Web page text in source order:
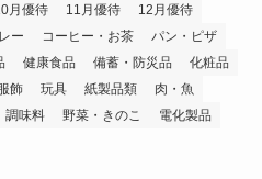
月優待 11月優待
12月優待
ー コーヒー・お茶
パン・ピザ
健康食品 備蓄・防災品
化粧品
飾 玩具 紙製品類
肉・魚
調味料 野菜・きのこ
電化製品